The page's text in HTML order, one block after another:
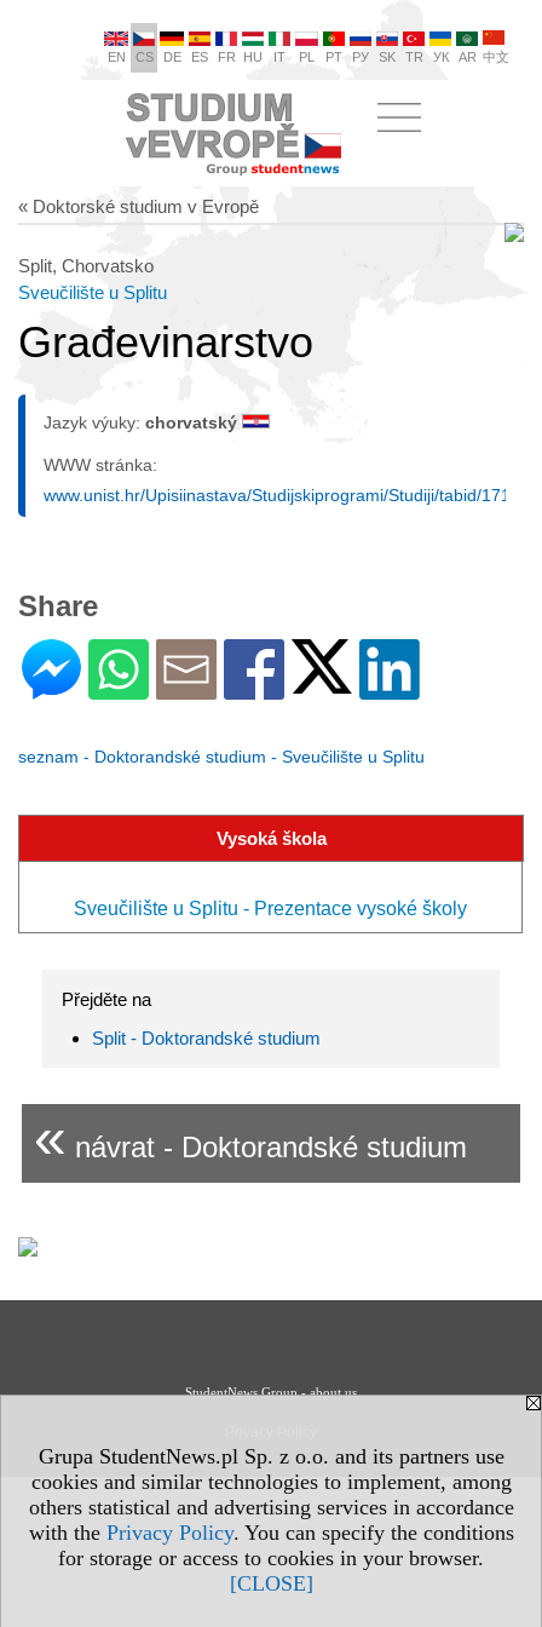
Grupa StudentNews.pl Sp. z o.o. and its partners use
cookies and similar technologies to implement, among
others statistical and advertising services in accordance
with the Privacy Policy. You can specify the conditions
for storage or access to cookies in your browser.
[CLOSE]
EN CS DE ES FR HU IT PL PT РУ SK TR УК AR 中文
« Doktorské studium v Evropě
Split, Chorvatsko
Sveučilište u Splitu
Građevinarstvo
Jazyk výuky: chorvatský
WWW stránka:
www.unist.hr/Upisiinastava/Studijskiprogrami/Studiji/tabid/171/
Share
seznam - Doktorandské studium - Sveučilište u Splitu
Vysoká škola
Sveučilište u Splitu - Prezentace vysoké školy
Přejděte na
Split - Doktorandské studium
« návrat - Doktorandské studium
StudentNews Group - about us